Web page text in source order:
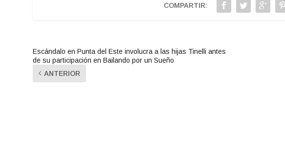
COMPARTIR:
Escándalo en Punta del Este involucra a las hijas Tinelli antes
de su participación en Bailando por un Sueño
ANTERIOR